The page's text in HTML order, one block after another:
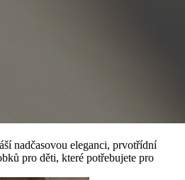
nadčasovou eleganci, prvotřídní
pro děti, které potřebujete pro